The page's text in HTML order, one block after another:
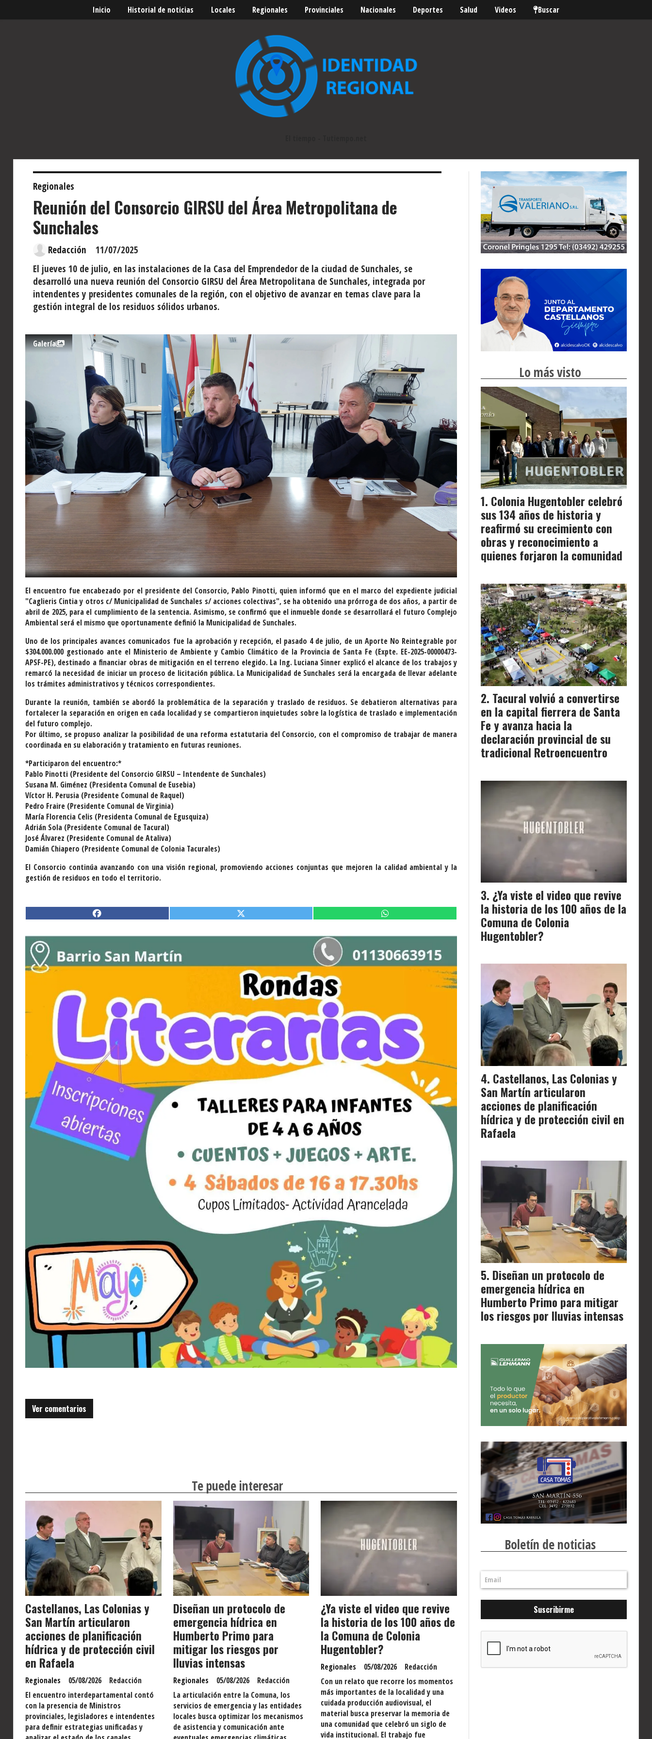
Inicio Historial de noticias Locales Regionales Provinciales Nacionales Deportes Salud Videos Buscar
Reunión del Consorcio GIRSU del Área Metropolitana de
Sunchales
El jueves 10 de julio, en las instalaciones de la Casa del Emprendedor de la ciudad de Sunchales, se
desarrolló una nueva reunión del Consorcio GIRSU del Área Metropolitana de Sunchales, integrada por
intendentes y presidentes comunales de la región, con el objetivo de avanzar en temas clave para la
gestión integral de los residuos sólidos urbanos.
Regionales
11/07/2025
Redacción
Galería
El encuentro fue encabezado por el presidente del Consorcio, Pablo Pinotti, quien informó que en el marco del expediente judicial
"Caglieris Cintia y otros c/ Municipalidad de Sunchales s/ acciones colectivas", se ha obtenido una prórroga de dos años, a partir de
abril de 2025, para el cumplimiento de la sentencia. Asimismo, se confirmó que el inmueble donde se desarrollará el futuro Complejo
Ambiental será el mismo que oportunamente definió la Municipalidad de Sunchales.
Uno de los principales avances comunicados fue la aprobación y recepción, el pasado 4 de julio, de un Aporte No Reintegrable por
$304.000.000 gestionado ante el Ministerio de Ambiente y Cambio Climático de la Provincia de Santa Fe (Expte. EE-2025-00000473-
APSF-PE), destinado a financiar obras de mitigación en el terreno elegido. La Ing. Luciana Sinner explicó el alcance de los trabajos y
remarcó la necesidad de iniciar un proceso de licitación pública. La Municipalidad de Sunchales será la encargada de llevar adelante
los trámites administrativos y técnicos correspondientes.
Durante la reunión, también se abordó la problemática de la separación y traslado de residuos. Se debatieron alternativas para
fortalecer la separación en origen en cada localidad y se compartieron inquietudes sobre la logística de traslado e implementación
del futuro complejo.
Por último, se propuso analizar la posibilidad de una reforma estatutaria del Consorcio, con el compromiso de trabajar de manera
coordinada en su elaboración y tratamiento en futuras reuniones.
*Participaron del encuentro:*
Pablo Pinotti (Presidente del Consorcio GIRSU – Intendente de Sunchales)
Susana M. Giménez (Presidenta Comunal de Eusebia)
Víctor H. Perusia (Presidente Comunal de Raquel)
Pedro Fraire (Presidente Comunal de Virginia)
María Florencia Celis (Presidenta Comunal de Egusquiza)
Adrián Sola (Presidente Comunal de Tacural)
José Álvarez (Presidente Comunal de Ataliva)
Damián Chiapero (Presidente Comunal de Colonia Tacurales)
El Consorcio continúa avanzando con una visión regional, promoviendo acciones conjuntas que mejoren la calidad ambiental y la
gestión de residuos en todo el territorio.
Ver comentarios
Te puede interesar
Castellanos, Las Colonias y
San Martín articularon
acciones de planificación
hídrica y de protección civil
en Rafaela
Redacción
Regionales
05/08/2026
El encuentro interdepartamental contó
con la presencia de Ministros
provinciales, legisladores e intendentes
para definir estrategias unificadas y
Diseñan un protocolo de
emergencia hídrica en
Humberto Primo para
mitigar los riesgos por
lluvias intensas
Redacción
Regionales
05/08/2026
La articulación entre la Comuna, los
servicios de emergencia y las entidades
locales busca optimizar los mecanismos
de asistencia y comunicación ante
¿Ya viste el video que revive
la historia de los 100 años de
la Comuna de Colonia
Hugentobler?
Redacción
Regionales
05/08/2026
Con un relato que recorre los momentos
más importantes de la localidad y una
cuidada producción audiovisual, el
material busca preservar la memoria de
una comunidad que celebró un siglo de
vida institucional. El trabajo fue
Lo más visto
Colonia Hugentobler celebró
sus 134 años de historia y
reafirmó su crecimiento con
obras y reconocimiento a
quienes forjaron la comunidad
Tacural volvió a convertirse
en la capital fierrera de Santa
Fe y avanza hacia la
declaración provincial de su
tradicional Retroencuentro
¿Ya viste el video que revive
la historia de los 100 años de la
Comuna de Colonia
Hugentobler?
Castellanos, Las Colonias y
San Martín articularon
acciones de planificación
hídrica y de protección civil en
Rafaela
Diseñan un protocolo de
emergencia hídrica en
Humberto Primo para mitigar
los riesgos por lluvias intensas
Boletín de noticias
Suscribirme